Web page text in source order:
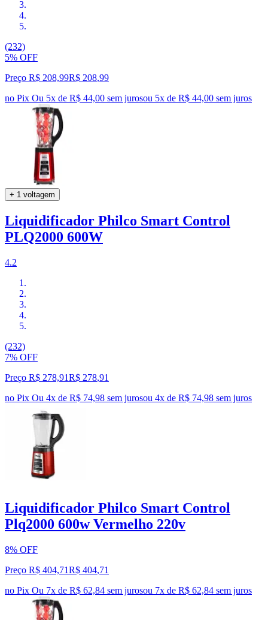
(232)
5% OFF
Preço R$ 208,99R$ 208,99
no Pix Ou 5x de R$ 44,00 sem jurosou 5x de R$ 44,00 sem juros
+ 1 voltagem
Liquidificador Philco Smart Control
PLQ2000 600W
4.2
(232)
7% OFF
Preço R$ 278,91R$ 278,91
no Pix Ou 4x de R$ 74,98 sem jurosou 4x de R$ 74,98 sem juros
Liquidificador Philco Smart Control
Plq2000 600w Vermelho 220v
8% OFF
Preço R$ 404,71R$ 404,71
no Pix Ou 7x de R$ 62,84 sem jurosou 7x de R$ 62,84 sem juros